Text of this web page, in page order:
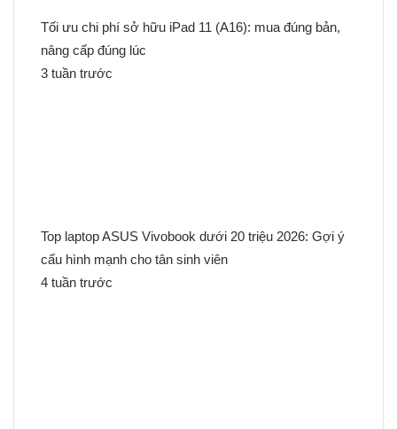
Tối ưu chi phí sở hữu iPad 11 (A16): mua đúng bản,
nâng cấp đúng lúc
3 tuần trước
Top laptop ASUS Vivobook dưới 20 triệu 2026: Gợi ý
cấu hình mạnh cho tân sinh viên
4 tuần trước